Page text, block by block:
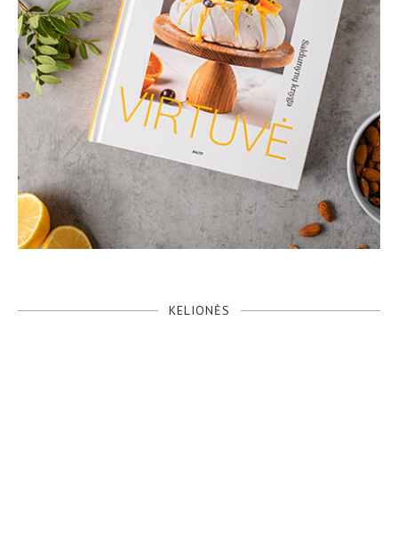
KELIONĖS